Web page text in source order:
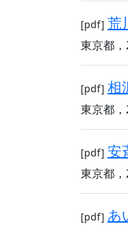
[pdf] 荒
東京都
[pdf] 相
東京都
[pdf] 安
東京都
[pdf] あ